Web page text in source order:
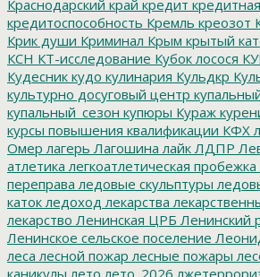
Краснодарский край кредит
кредитоспособность Кремль креозот
Крик души Криминал Крым крытый
КСН КТ-исследование Кубок лосося
Кудесник кудо кулинария Кульдкр
культурно досуговый центр
купальный_сезон купюры Кураж
курсы повышения квалификации КФХ
Омер лагерь Лагошина лайк ЛДПР
атлетика легкоатлетическая пробежка
переправа ледовые скульптуры
каток ледоход лекарства
лекарство Ленинская ЦРБ Ленинский
Ленинское сельское поселение
леса лесной пожар лесные пожары
каникулы лето лето_2026